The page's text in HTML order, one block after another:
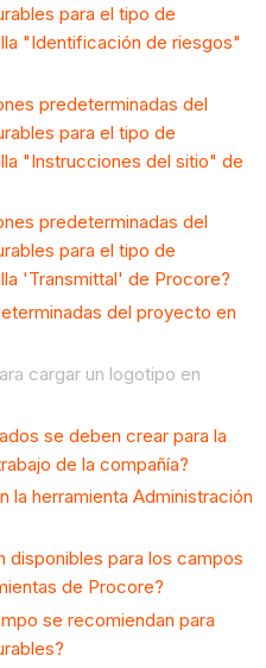
para el tipo de
"Identificación de riesgos"
predeterminadas del
para el tipo de
"Instrucciones del sitio" de
predeterminadas del
para el tipo de
'Transmittal' de Procore?
del proyecto en
cargar un logotipo en
se deben crear para la
de la compañía?
la herramienta Administración
disponibles para los campos
de Procore?
se recomiendan para